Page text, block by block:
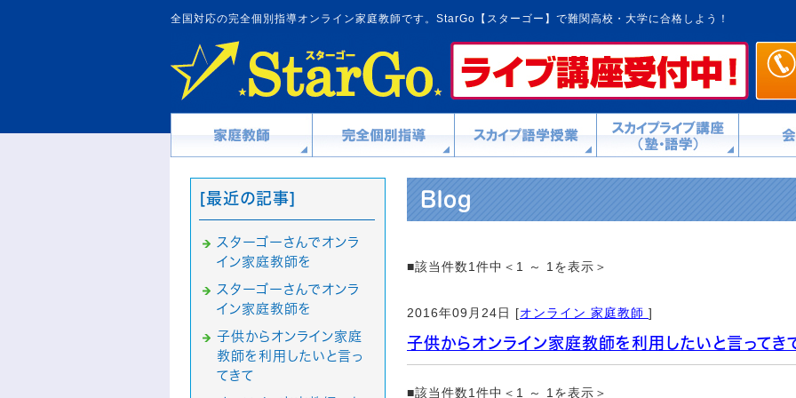
全国対応の完全個別指導オンライン家庭教師です。StarGo【スターゴー】で難関高校・大学に合格しよう！
Blog
■該当件数1件中＜1 ～ 1を表示＞
2016年09月24日 [オンライン 家庭教師 ]
子供からオンライン家庭教師を利用したいと言ってき
■該当件数1件中＜1 ～ 1を表示＞
[最近の記事]
スターゴーさんでオンラ
イン家庭教師を
スターゴーさんでオンラ
イン家庭教師を
子供からオンライン家庭
教師を利用したいと言っ
てきて